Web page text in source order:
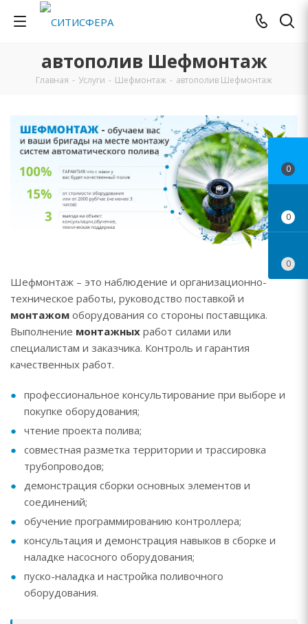
автополив Шефмонтаж
Главная - Услуги - Шефмонтаж - автополив Шефмонтаж
Шефмонтаж – это наблюдение и организационно-
техническое работы, руководство поставкой и
монтажом оборудования со стороны поставщика.
Выполнение монтажных работ силами или
специалистам и заказчика. Контроль и гарантия
качественных работ.
профессиональное консультирование при выборе и
покупке оборудования;
чтение проекта полива;
совместная разметка территории и трассировка
трубопроводов;
демонстрация сборки основных элементов и
соединений;
обучение программированию контроллера;
консультация и демонстрация навыков в сборке и
наладке насосного оборудования;
пуско-наладка и настройка поливочного
оборудования.
0
0
0